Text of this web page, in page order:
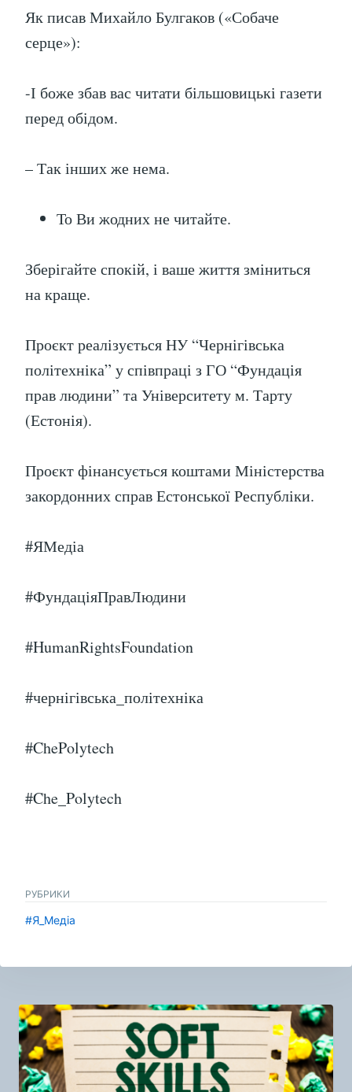
Як писав Михайло Булгаков («Собаче
серце»):
-І боже збав вас читати більшовицькі газети
перед обідом.
– Так інших же нема.
То Ви жодних не читайте.
Зберігайте спокій, і ваше життя зміниться
на краще.
Проєкт реалізується НУ “Чернігівська
політехніка” у співпраці з ГО “Фундація
прав людини” та Університету м. Тарту
(Естонія).
Проєкт фінансується коштами Міністерства
закордонних справ Естонської Республіки.
#ЯМедіа
#ФундаціяПравЛюдини
#HumanRightsFoundation
#чернігівська_політехніка
#ChePolytech
#Che_Polytech
РУБРИКИ
#Я_Медіа
Навигация
по
записям